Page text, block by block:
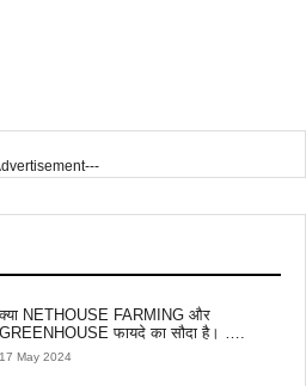
NETHOUSE FARMING और
GREENHOUSE फायदे का सौदा है। ….
17 May 2024